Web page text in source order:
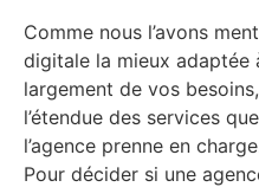
​Comme nous l’avons
digitale la mieux adaptée
largement de vos
l’étendue des services
l’agence prenne en
Pour décider si une